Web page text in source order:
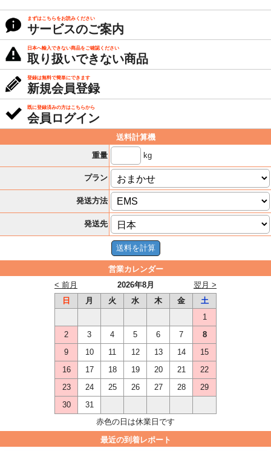
まずはこちらをお読みください
サービスのご案内
日本へ輸入できない商品をご確認ください
取り扱いできない商品
登録は無料で簡単にできます
新規会員登録
既に登録済みの方はこちらから
会員ログイン
送料計算機
重量
kg
プラン
発送方法
発送先
営業カレンダー
2026年8月
< 前月
翌月 >
日
月 火 水 木 金
土
1
2
3 4 5 6 7
8
9
10 11 12 13 14
15
16
17 18 19 20 21
22
23
24 25 26 27 28
29
30
31
赤色の日は休業日です
最近の到着レポート